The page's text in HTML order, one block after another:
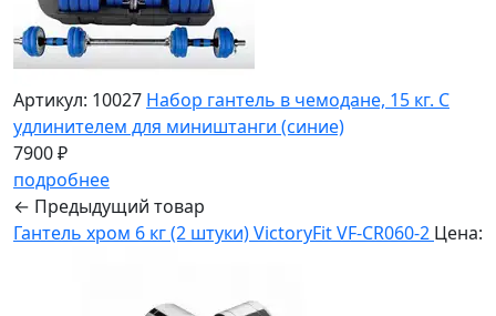
Артикул: 10027 Набор гантель в чемодане, 15 кг. С
удлинителем для миништанги (синие)
7900 ₽
подробнее
← Предыдущий товар
Гантель хром 6 кг (2 штуки) VictoryFit VF-CR060-2 Цена: